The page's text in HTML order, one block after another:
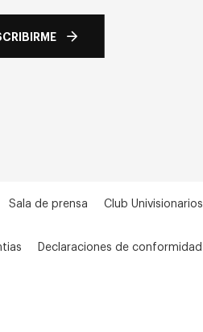
Sala de prensa Club Univisionarios
Declaraciones de conformidad